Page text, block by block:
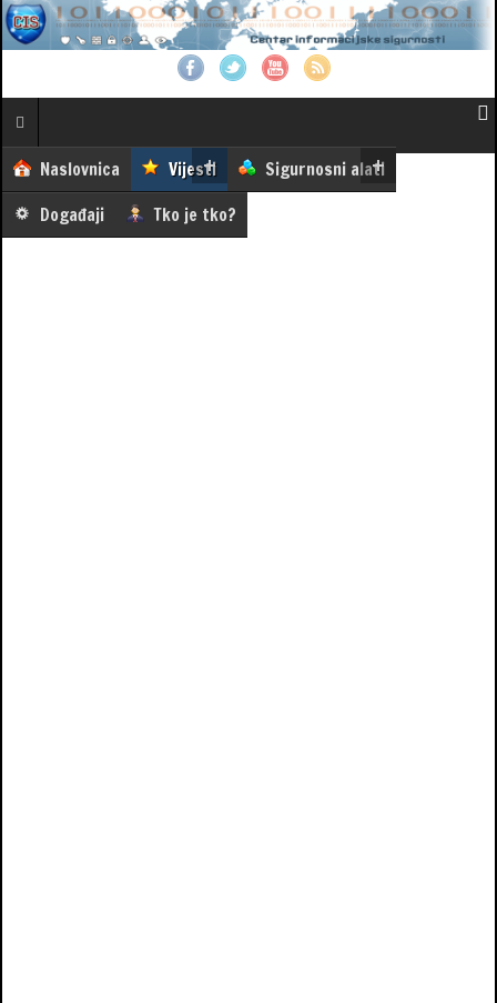
Naslovnica Vijesti
Sigurnosni alati
Događaji
Tko je tko?